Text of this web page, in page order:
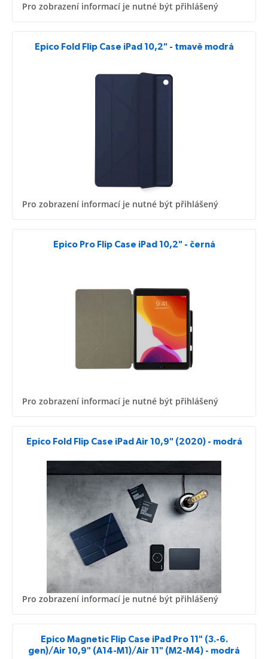
Pro zobrazení informací je nutné být přihlášený
Epico Fold Flip Case iPad 10,2" - tmavě modrá
Pro zobrazení informací je nutné být přihlášený
Epico Pro Flip Case iPad 10,2" - černá
Pro zobrazení informací je nutné být přihlášený
Epico Fold Flip Case iPad Air 10,9" (2020) - modrá
Pro zobrazení informací je nutné být přihlášený
Epico Magnetic Flip Case iPad Pro 11" (3.-6.
gen)/Air 10,9" (A14-M1)/Air 11" (M2-M4) - modrá